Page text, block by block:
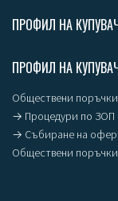
ПРОФИЛ НА
ПРОФИЛ НА
Обществени поръчки
→ Процедури по ЗОП
→ Събиране на
Обществени